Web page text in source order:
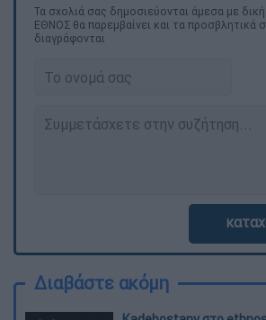
Τα σχολιά σας δημοσιεύονται άμεσα με
ΕΘΝΟΣ θα παρεμβαίνει και τα προσβλητικά
διαγράφονται
Διαβάστε ακόμη